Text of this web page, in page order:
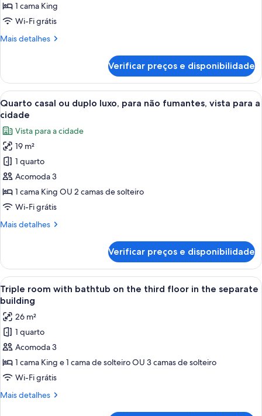
exclusivo
1 cama King
Wi-Fi grátis
Mais detalhes
Mais
exclusivo
Verificar preços e disponibilidade
Carrega
todas
as
fotos
de
Quarto
casal
ou
duplo
para
vista
para
a
cidade
Quarto de hotel com cama, duas
10
Quarto casal ou duplo luxo, para não fumantes, vista para a
cidade
Vista para a cidade
19 m²
1 quarto
Acomoda 3
1 cama King OU 2 camas de solteiro
Wi-Fi grátis
Mais detalhes
Mais
casal
ou
duplo
luxo,
não
fumantes,
vista
para
a
Verificar preços e disponibilidade
Carrega
todas
as
fotos
de
Triple
room
with
bathtub
Quarto com uma cama grande, um
12
Triple room with bathtub on the third floor in the separate
building
26 m²
1 quarto
Acomoda 3
1 cama King e 1 cama de solteiro OU 3 camas de solteiro
Wi-Fi grátis
Mais detalhes
Mais